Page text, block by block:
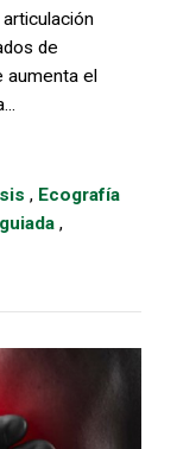
de
aumenta el
, Ecografía
,